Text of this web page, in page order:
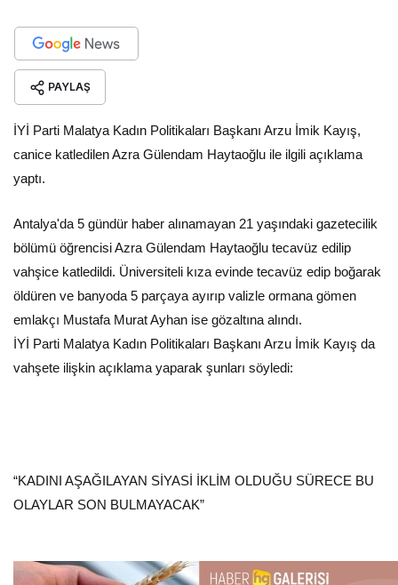
PAYLAŞ
İYİ Parti Malatya Kadın Politikaları Başkanı Arzu İmik Kayış,
canice katledilen Azra Gülendam Haytaoğlu ile ilgili açıklama
yaptı.
Antalya'da 5 gündür haber alınamayan 21 yaşındaki gazetecilik
bölümü öğrencisi Azra Gülendam Haytaoğlu tecavüz edilip
vahşice katledildi. Üniversiteli kıza evinde tecavüz edip boğarak
öldüren ve banyoda 5 parçaya ayırıp valizle ormana gömen
emlakçı Mustafa Murat Ayhan ise gözaltına alındı.
İYİ Parti Malatya Kadın Politikaları Başkanı Arzu İmik Kayış da
vahşete ilişkin açıklama yaparak şunları söyledi:
“KADINI AŞAĞILAYAN SİYASİ İKLİM OLDUĞU SÜRECE BU
OLAYLAR SON BULMAYACAK”